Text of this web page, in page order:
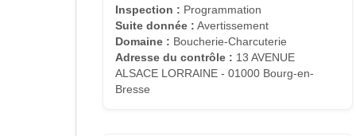
Inspection : Programmation
Suite donnée : Avertissement
Domaine : Boucherie-Charcuterie
Adresse du contrôle : 13 AVENUE
ALSACE LORRAINE - 01000 Bourg-en-
Bresse